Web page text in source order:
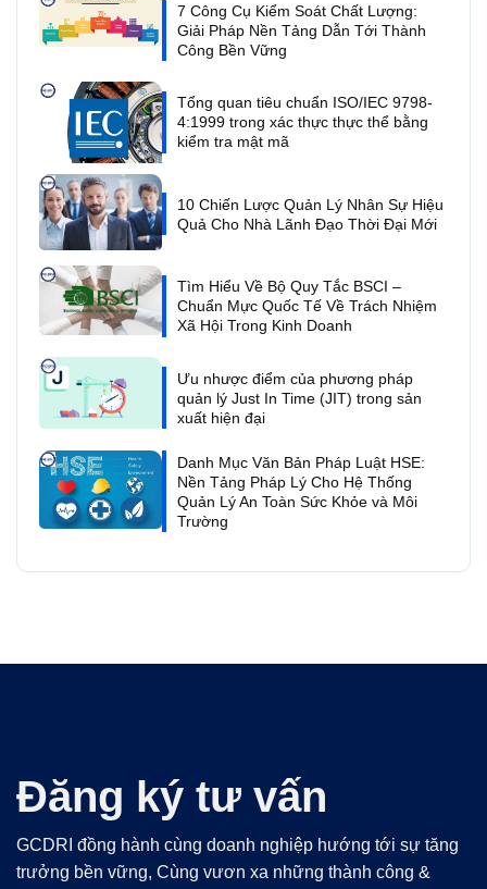
7 Công Cụ Kiểm Soát Chất Lượng:
Giải Pháp Nền Tảng Dẫn Tới Thành
Công Bền Vững
Tổng quan tiêu chuẩn ISO/IEC 9798-
4:1999 trong xác thực thực thể bằng
kiểm tra mật mã
10 Chiến Lược Quản Lý Nhân Sự Hiệu
Quả Cho Nhà Lãnh Đạo Thời Đại Mới
Tìm Hiểu Về Bộ Quy Tắc BSCI –
Chuẩn Mực Quốc Tế Về Trách Nhiệm
Xã Hội Trong Kinh Doanh
Ưu nhược điểm của phương pháp
quản lý Just In Time (JIT) trong sản
xuất hiện đại
Danh Mục Văn Bản Pháp Luật HSE:
Nền Tảng Pháp Lý Cho Hệ Thống
Quản Lý An Toàn Sức Khỏe và Môi
Trường
Đăng ký tư vấn
GCDRI đồng hành cùng doanh nghiệp hướng tới sự tăng
trưởng bền vững, Cùng vươn xa những thành công &